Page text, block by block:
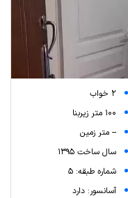
2 خواب
100 متر زیربنا
-- متر زمین
سال ساخت 1395
شماره طبقه: 5
آسانسور: دارد